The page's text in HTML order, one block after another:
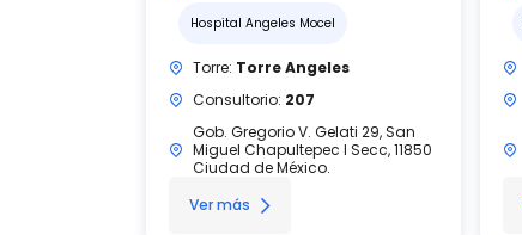
Hospital Angeles Mocel
Torre: Torre Angeles
Consultorio: 207
Gob. Gregorio V. Gelati 29, San
Miguel Chapultepec I Secc, 11850
Ciudad de México.
Ver más